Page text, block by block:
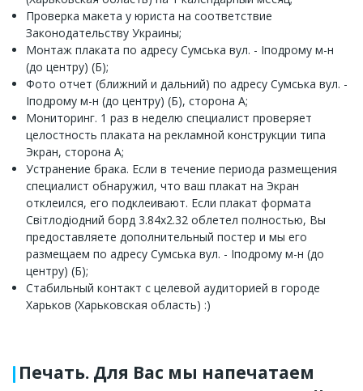
Проверка макета у юриста на соответствие
Законодательству Украины;
Монтаж плаката по адресу Сумська вул. - Іподрому м-н
(до центру) (Б);
Фото отчет (ближний и дальний) по адресу Сумська вул. -
Іподрому м-н (до центру) (Б), сторона А;
Мониторинг. 1 раз в неделю специалист проверяет
целостность плаката на рекламной конструкции типа
Экран, сторона А;
Устранение брака. Если в течение периода размещения
специалист обнаружил, что ваш плакат на Экран
отклеился, его подклеивают. Если плакат формата
Світлодіодний борд 3.84х2.32 облетел полностью, Вы
предоставляете дополнительный постер и мы его
размещаем по адресу Сумська вул. - Іподрому м-н (до
центру) (Б);
Стабильный контакт с целевой аудиторией в городе
Харьков (Харьковская область) :)
Печать. Для Вас мы напечатаем